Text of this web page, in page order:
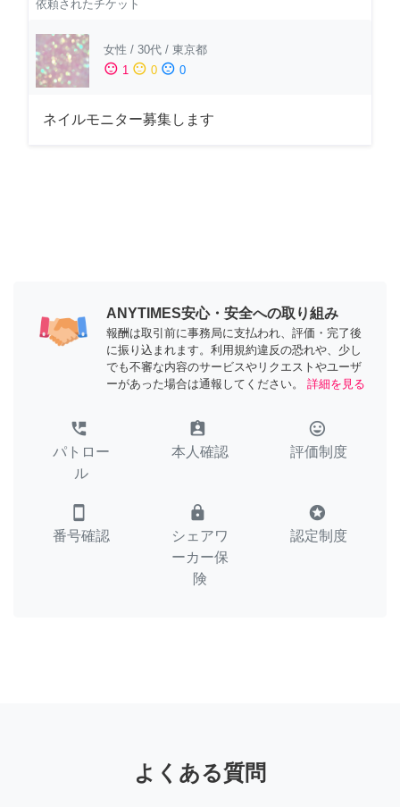
依頼されたチケット
女性 / 30代 / 東京都
sentiment_satisfied 1 sentiment_neutral 0 sentiment_dissatisfied 0
ネイルモニター募集します
ANYTIMES安心・安全への取り組み
報酬は取引前に事務局に支払われ、評価・完了後
に振り込まれます。利用規約違反の恐れや、少し
でも不審な内容のサービスやリクエストやユーザ
ーがあった場合は通報してください。
詳細を見る
perm_phone_msg
パトロー
ル
assignment_ind
本人確認
tag_faces
評価制度
smartphone
番号確認
lock
シェアワ
ーカー保
険
stars
認定制度
よくある質問